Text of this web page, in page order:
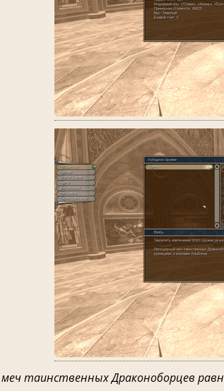
таинственных Драконоборцев